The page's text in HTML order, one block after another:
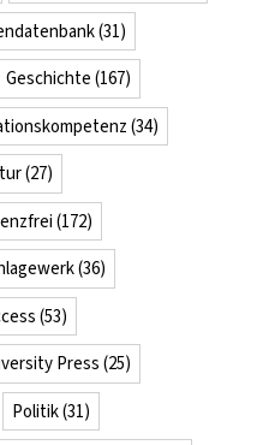
(31)
Geschichte (167)
(34)
(27)
(172)
(36)
(53)
Press(25)
Politik(31)